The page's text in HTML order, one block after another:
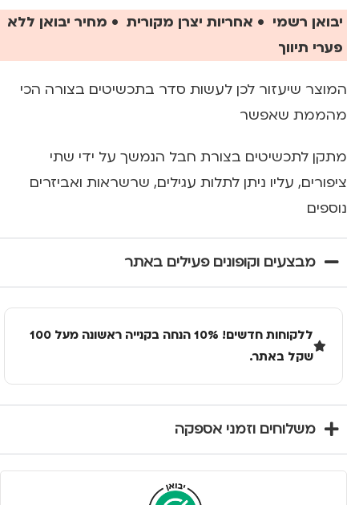
יבואן רשמי • אחריות יצרן מקורית • מחיר יבואן ללא
פערי תיווך
המוצר שיעזור לכן לעשות סדר בתכשיטים בצורה הכי
מהממת שאפשר
מתקן לתכשיטים בצורת חבל הנמשך על ידי שתי
ציפורים, עליו ניתן לתלות עגילים, שרשראות ואביזרים
נוספים
מבצעים וקופונים פעילים באתר
ללקוחות חדשים! 10% הנחה בקנייה ראשונה מעל 100
שקל באתר.
משלוחים וזמני אספקה